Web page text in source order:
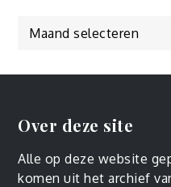
Over deze site
Alle op deze website
komen uit het archief